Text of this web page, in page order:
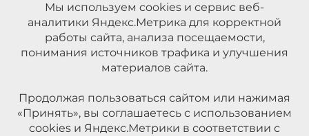
Мы используем cookies и сервис веб-
аналитики Яндекс.Метрика для корректной
работы сайта, анализа посещаемости,
понимания источников трафика и улучшения
материалов сайта.
Продолжая пользоваться сайтом или нажимая
«Принять», вы соглашаетесь с использованием
cookies и Яндекс.Метрики в соответствии с